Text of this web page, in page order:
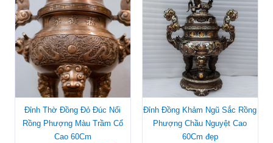
Đỉnh Thờ Đồng Đỏ Đúc Nổi
Rồng Phượng Màu Trầm Cổ
Cao 60Cm
Đỉnh Đồng Khảm Ngũ Sắc Rồng
Phượng Chầu Nguyệt Cao
60Cm đẹp